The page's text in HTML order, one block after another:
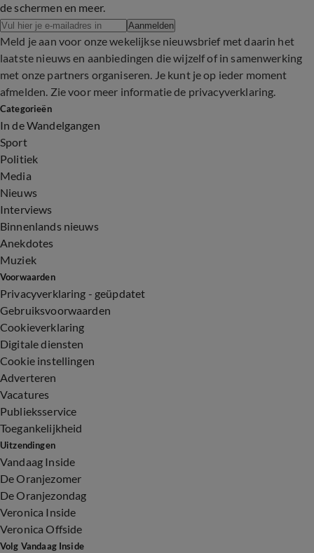
de schermen en meer.
Aanmelden
Meld je aan voor onze wekelijkse nieuwsbrief met daarin het
laatste nieuws en aanbiedingen die wijzelf of in samenwerking
met onze partners organiseren. Je kunt je op ieder moment
afmelden. Zie voor meer informatie de privacyverklaring.
Categorieën
In de Wandelgangen
Sport
Politiek
Media
Nieuws
Interviews
Binnenlands nieuws
Anekdotes
Muziek
Voorwaarden
Privacyverklaring - geüpdatet
Gebruiksvoorwaarden
Cookieverklaring
Digitale diensten
Cookie instellingen
Adverteren
Vacatures
Publieksservice
Toegankelijkheid
Uitzendingen
Vandaag Inside
De Oranjezomer
De Oranjezondag
Veronica Inside
Veronica Offside
Volg Vandaag Inside